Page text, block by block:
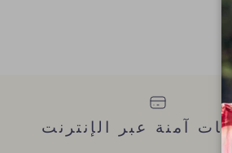
آمنة عبر الإنترنت